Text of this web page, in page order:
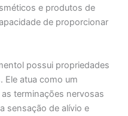
e produtos de
de proporcionar
possui propriedades
Ele atua como um
terminações nervosas
sensação de alívio e